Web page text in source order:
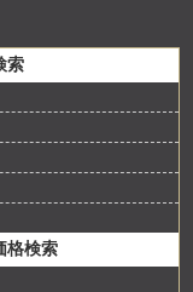
索
格検索